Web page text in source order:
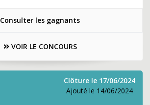
Consulter les gagnants
VOIR LE CONCOURS
Clôture le 17/06/2024
Ajouté le 14/06/2024